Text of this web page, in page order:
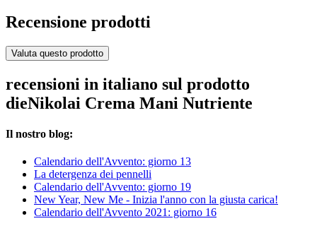
Recensione prodotti
Valuta questo prodotto
recensioni in italiano sul prodotto
dieNikolai Crema Mani Nutriente
Il nostro blog:
Calendario dell'Avvento: giorno 13
La detergenza dei pennelli
Calendario dell'Avvento: giorno 19
New Year, New Me - Inizia l'anno con la giusta carica!
Calendario dell'Avvento 2021: giorno 16